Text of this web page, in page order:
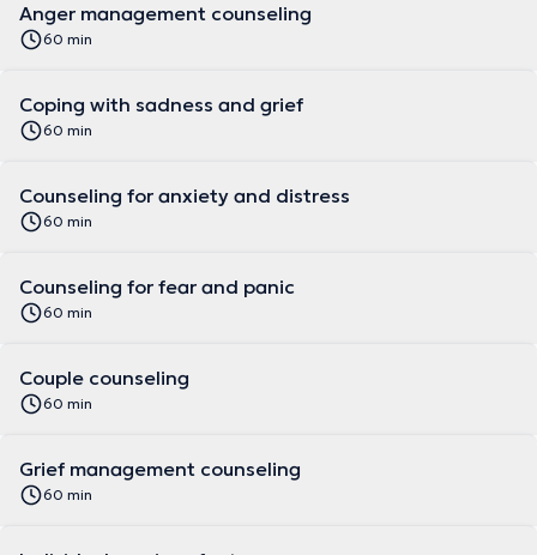
Anger management counseling
60 min
Coping with sadness and grief
60 min
Counseling for anxiety and distress
60 min
Counseling for fear and panic
60 min
Couple counseling
60 min
Grief management counseling
60 min